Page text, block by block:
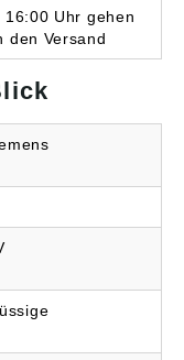
Uhr gehen
den Versand